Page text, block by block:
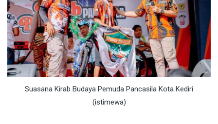
Suasana Kirab Budaya Pemuda Pancasila Kota Kediri
(istimewa)